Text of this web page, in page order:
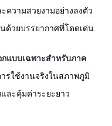
วามสวยงามอย่างลงตัว
ด้วยบรรยากาศที่โดดเด่น
กแบบเฉพาะสำหรับภาค
รใช้งานจริงในสภาพภูมิ
ละคุ้มค่าระยะยาว